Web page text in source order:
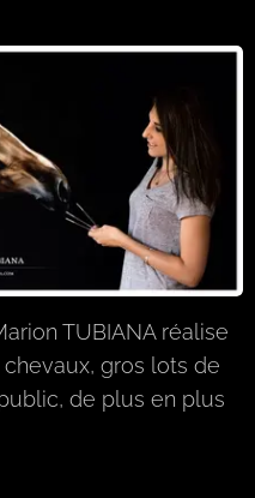
TUBIANA réalise
gros lots de
de plus en plus